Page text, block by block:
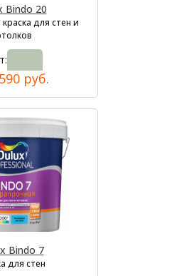
Bindo 20
для стен и
руб.
Bindo 7
для стен